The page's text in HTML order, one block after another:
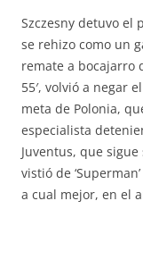
Szczesny detuvo el
se rehizo como un
remate a bocajarro
55′, volvió a negar
meta de Polonia,
especialista
Juventus, que
vistió de
a cual mejor, en el